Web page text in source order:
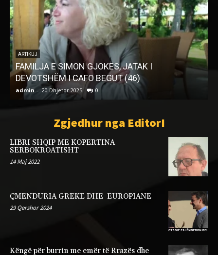
ARTIKUJ
FAMILJA E SIMON GJOKËS, JATAK I
DEVOTSHËM I CAFO BEGUT (46)
admin - 20 Dhjetor 2025 0
Zgjedhur nga EditorI
LIBRI SHQIP ME KOPERTINA
SERBOKROATISHT
14 Maj 2022
ÇMENDURIA GREKE DHE EUROPIANE
29 Qershor 2024
Këngë për burrin me emër të Rrazës dhe